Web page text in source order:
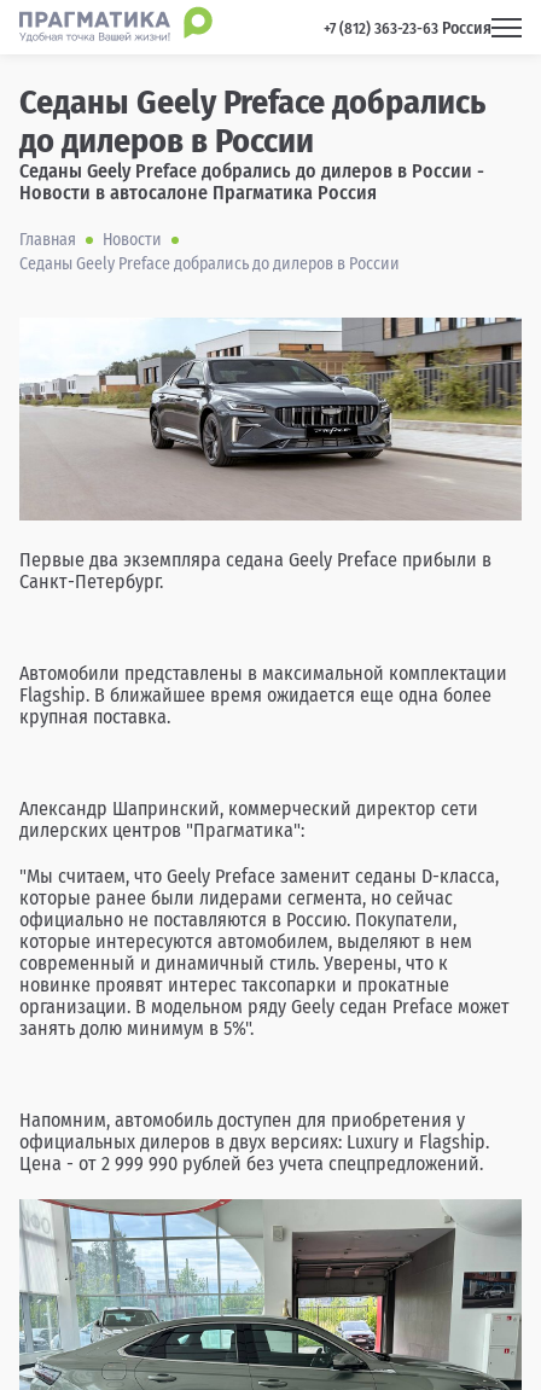
+7 (812) 363-23-63 Россия
Седаны Geely Preface добрались
до дилеров в России
Седаны Geely Preface добрались до дилеров в России -
Новости в автосалоне Прагматика Россия
Главная
Новости
Седаны Geely Preface добрались до дилеров в России
Первые два экземпляра седана Geely Preface прибыли в
Санкт-Петербург.
Автомобили представлены в максимальной комплектации
Flagship. В ближайшее время ожидается еще одна более
крупная поставка.
Александр Шапринский, коммерческий директор сети
дилерских центров "Прагматика":
"Мы считаем, что Geely Preface заменит седаны D-класса,
которые ранее были лидерами сегмента, но сейчас
официально не поставляются в Россию. Покупатели,
которые интересуются автомобилем, выделяют в нем
современный и динамичный стиль. Уверены, что к
новинке проявят интерес таксопарки и прокатные
организации. В модельном ряду Geely седан Preface может
занять долю минимум в 5%".
Напомним, автомобиль доступен для приобретения у
официальных дилеров в двух версиях: Luxury и Flagship.
Цена - от 2 999 990 рублей без учета спецпредложений.